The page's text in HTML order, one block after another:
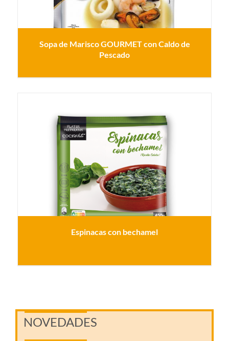
Sopa de Marisco GOURMET con Caldo de
Pescado
Espinacas con bechamel
NOVEDADES